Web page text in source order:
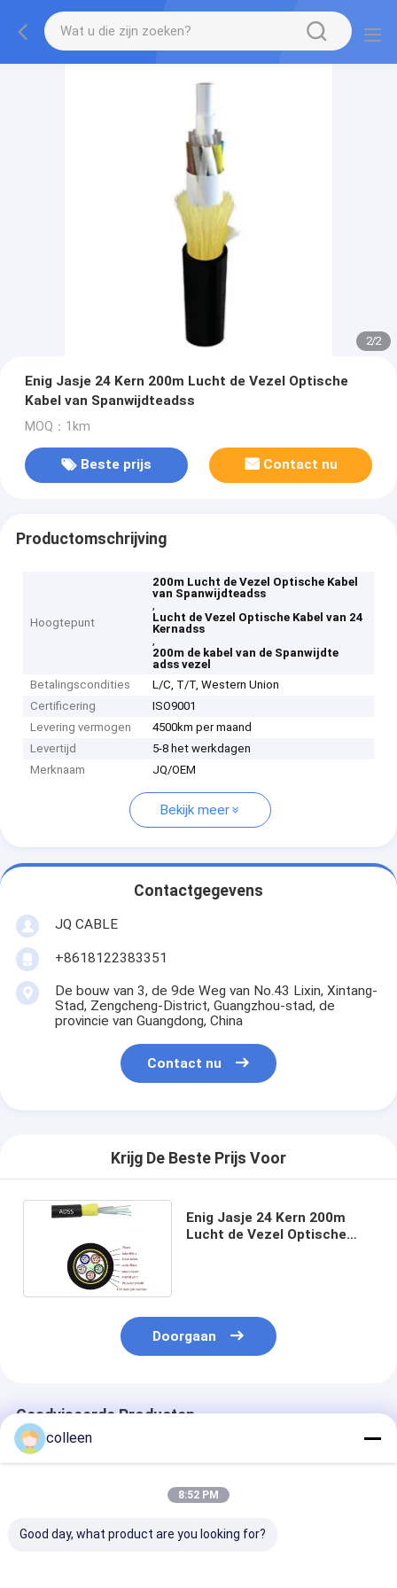
2/2
Enig Jasje 24 Kern 200m Lucht de Vezel Optische
Kabel van Spanwijdteadss
MOQ：1km
Beste prijs Contact nu
Productomschrijving
Hoogtepunt
200m Lucht de Vezel Optische Kabel
van Spanwijdteadss
,
Lucht de Vezel Optische Kabel van 24
Kernadss
,
200m de kabel van de Spanwijdte
adss vezel
Betalingscondities
L/C, T/T, Western Union
Certificering
ISO9001
Levering vermogen
4500km per maand
Levertijd
5-8 het werkdagen
Merknaam
JQ/OEM
Bekijk meer
Contactgegevens
JQ CABLE
+8618122383351
De bouw van 3, de 9de Weg van No.43 Lixin, Xintang-
Stad, Zengcheng-District, Guangzhou-stad, de
provincie van Guangdong, China
Contact nu
Krijg De Beste Prijs Voor
Enig Jasje 24 Kern 200m
Lucht de Vezel Optische
Doorgaan
Geadviseerde Producten
colleen
8:52 PM
Good day, what product are you looking for?